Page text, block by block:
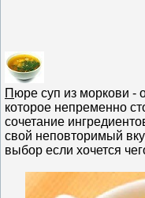
П юре суп из моркови -
которое непременно
сочетание
свой неповторимый
выбор если хочется